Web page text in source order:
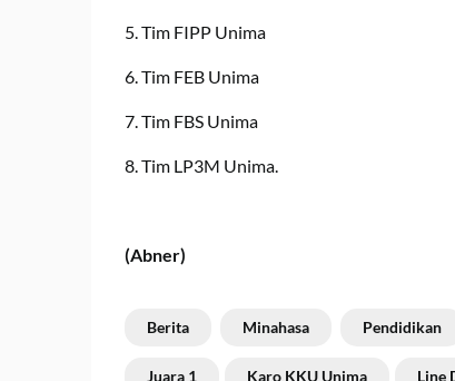
5. Tim FIPP Unima
6. Tim FEB Unima
7. Tim FBS Unima
8. Tim LP3M Unima.
(Abner)
Berita Minahasa Pendidikan
Juara 1 Karo KKU Unima Line